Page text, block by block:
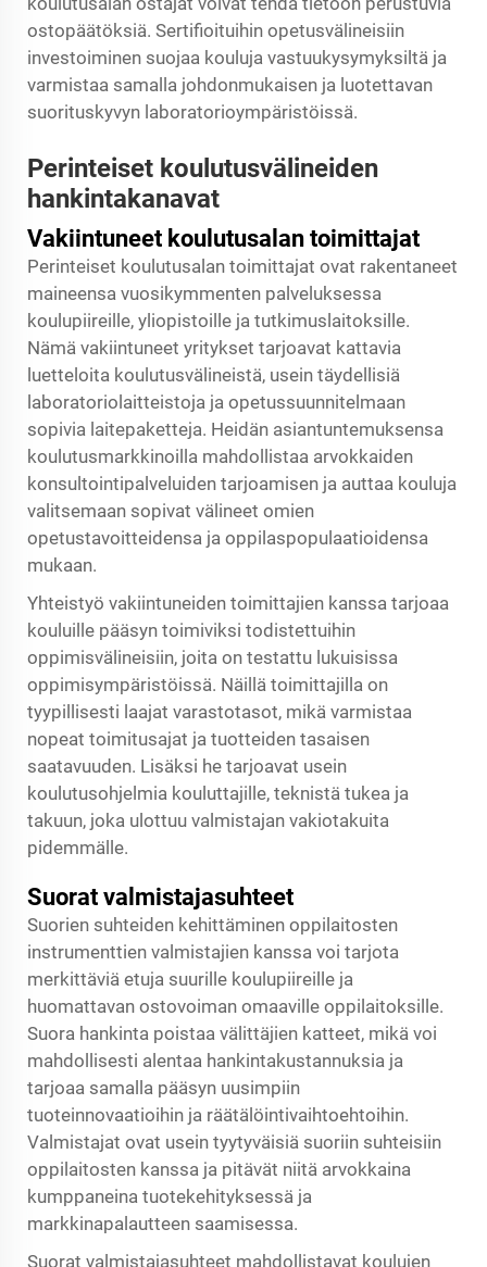
ostopäätöksiä. Sertifioituihin opetusvälineisiin
investoiminen suojaa kouluja vastuukysymyksiltä ja
varmistaa samalla johdonmukaisen ja luotettavan
suorituskyvyn laboratorioympäristöissä.
Perinteiset koulutusvälineiden
hankintakanavat
Vakiintuneet koulutusalan toimittajat
Perinteiset koulutusalan toimittajat ovat rakentaneet
maineensa vuosikymmenten palveluksessa
koulupiireille, yliopistoille ja tutkimuslaitoksille.
Nämä vakiintuneet yritykset tarjoavat kattavia
luetteloita koulutusvälineistä, usein täydellisiä
laboratoriolaitteistoja ja opetussuunnitelmaan
sopivia laitepaketteja. Heidän asiantuntemuksensa
koulutusmarkkinoilla mahdollistaa arvokkaiden
konsultointipalveluiden tarjoamisen ja auttaa kouluja
valitsemaan sopivat välineet omien
opetustavoitteidensa ja oppilaspopulaatioidensa
mukaan.
Yhteistyö vakiintuneiden toimittajien kanssa tarjoaa
kouluille pääsyn toimiviksi todistettuihin
oppimisvälineisiin, joita on testattu lukuisissa
oppimisympäristöissä. Näillä toimittajilla on
tyypillisesti laajat varastotasot, mikä varmistaa
nopeat toimitusajat ja tuotteiden tasaisen
saatavuuden. Lisäksi he tarjoavat usein
koulutusohjelmia kouluttajille, teknistä tukea ja
takuun, joka ulottuu valmistajan vakiotakuita
pidemmälle.
Suorat valmistajasuhteet
Suorien suhteiden kehittäminen oppilaitosten
instrumenttien valmistajien kanssa voi tarjota
merkittäviä etuja suurille koulupiireille ja
huomattavan ostovoiman omaaville oppilaitoksille.
Suora hankinta poistaa välittäjien katteet, mikä voi
mahdollisesti alentaa hankintakustannuksia ja
tarjoaa samalla pääsyn uusimpiin
tuoteinnovaatioihin ja räätälöintivaihtoehtoihin.
Valmistajat ovat usein tyytyväisiä suoriin suhteisiin
oppilaitosten kanssa ja pitävät niitä arvokkaina
kumppaneina tuotekehityksessä ja
markkinapalautteen saamisessa.
Suorat valmistajasuhteet mahdollistavat koulujen